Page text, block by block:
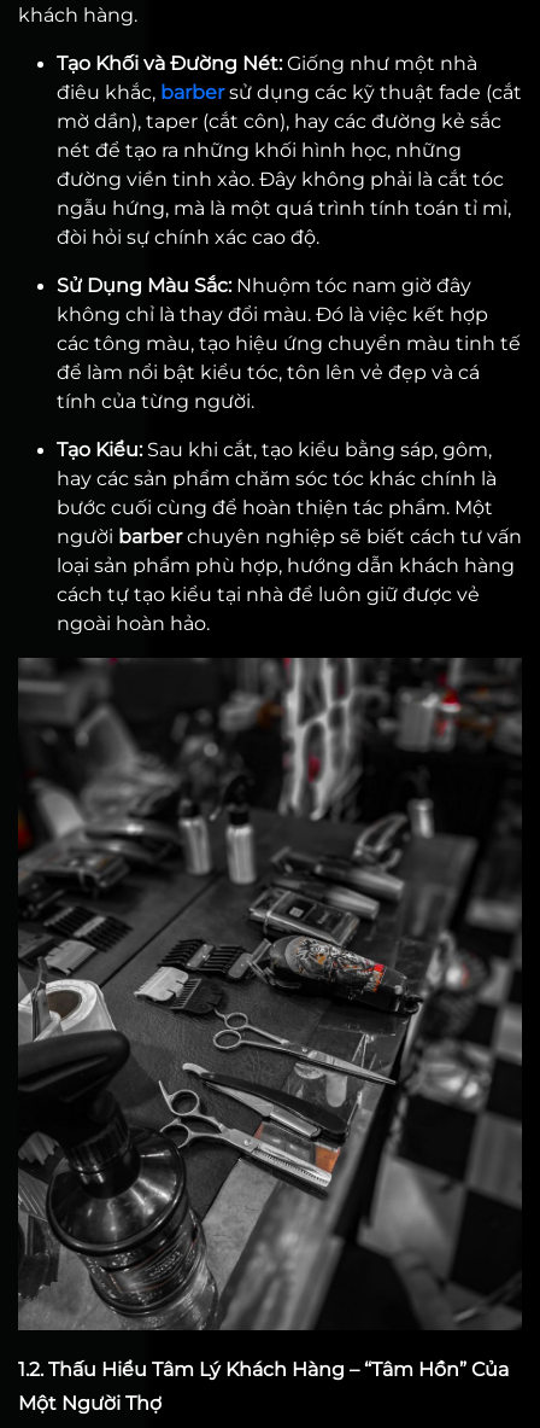
khách hàng.
Tạo Khối và Đường Nét:Giống như một nhà
điêu khắc, barbersử dụng các kỹ thuật fade (cắt
mờ dần), taper (cắt côn), hay các đường kẻ sắc
nét để tạo ra những khối hình học, những
đường viền tinh xảo. Đây không phải là cắt tóc
ngẫu hứng, mà là một quá trình tính toán tỉ mỉ,
đòi hỏi sự chính xác cao độ.
Sử Dụng Màu Sắc:Nhuộm tóc nam giờ đây
không chỉ là thay đổi màu. Đó là việc kết hợp
các tông màu, tạo hiệu ứng chuyển màu tinh tế
để làm nổi bật kiểu tóc, tôn lên vẻ đẹp và cá
tính của từng người.
Tạo Kiểu:Sau khi cắt, tạo kiểu bằng sáp, gôm,
hay các sản phẩm chăm sóc tóc khác chính là
bước cuối cùng để hoàn thiện tác phẩm. Một
người barberchuyên nghiệp sẽ biết cách tư vấn
loại sản phẩm phù hợp, hướng dẫn khách hàng
cách tự tạo kiểu tại nhà để luôn giữ được vẻ
ngoài hoàn hảo.
1.2. Thấu Hiểu Tâm Lý Khách Hàng – “Tâm Hồn” Của
Một Người Thợ